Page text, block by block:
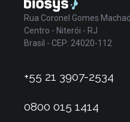
Rua Coronel Gomes
Centro - Niterói - RJ
Brasil - CEP: 24020-112
+55 21 3907-2534
0800 015 1414